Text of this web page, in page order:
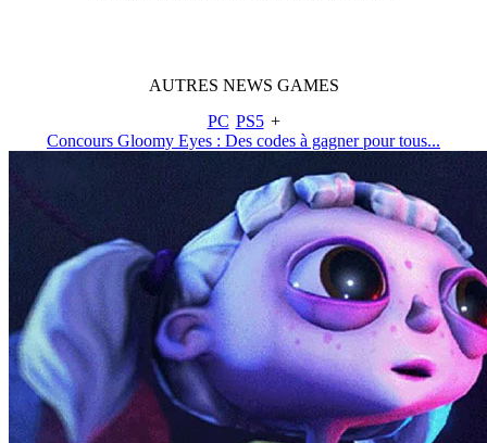
AUTRES NEWS GAMES
PC PS5 +
Concours Gloomy Eyes : Des codes à gagner pour tous...